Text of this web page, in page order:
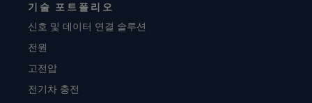
기술 포트폴리오
신호 및 데이터 연결 솔루션
전원
고전압
전기차 충전